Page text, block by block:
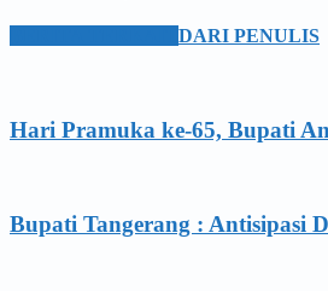
DARI PENULIS
Hari Pramuka ke-65, Bupati
Bupati Tangerang : Antisipasi